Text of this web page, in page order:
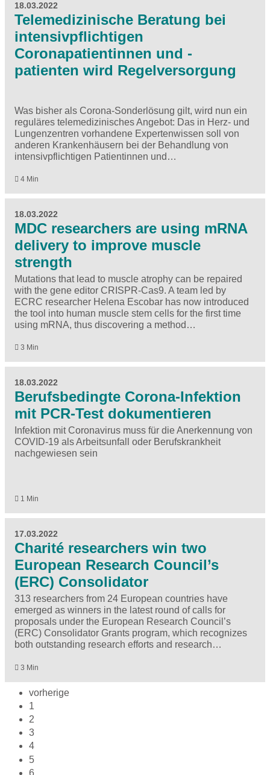
18.03.2022
Telemedizinische Beratung bei
intensivpflichtigen
Coronapatientinnen und -
patienten wird Regelversorgung
Was bisher als Corona-Sonderlösung gilt, wird nun ein
reguläres telemedizinisches Angebot: Das in Herz- und
Lungenzentren vorhandene Expertenwissen soll von
anderen Krankenhäusern bei der Behandlung von
intensivpflichtigen Patientinnen und…
4 Min
18.03.2022
MDC researchers are using mRNA
delivery to improve muscle
strength
Mutations that lead to muscle atrophy can be repaired
with the gene editor CRISPR-Cas9. A team led by
ECRC researcher Helena Escobar has now introduced
the tool into human muscle stem cells for the first time
using mRNA, thus discovering a method…
3 Min
18.03.2022
Berufsbedingte Corona-Infektion
mit PCR-Test dokumentieren
Infektion mit Coronavirus muss für die Anerkennung von
COVID-19 als Arbeitsunfall oder Berufskrankheit
nachgewiesen sein
1 Min
17.03.2022
Charité researchers win two
European Research Council’s
(ERC) Consolidator
313 researchers from 24 European countries have
emerged as winners in the latest round of calls for
proposals under the European Research Council’s
(ERC) Consolidator Grants program, which recognizes
both outstanding research efforts and research…
3 Min
vorherige
1
2
3
4
5
6